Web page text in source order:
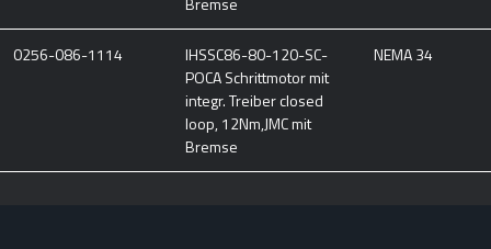
0256-086-1114
IHSSC86-80-120-SC-
POCA Schrittmotor mit
integr. Treiber closed
loop, 12Nm,JMC mit
Bremse
NEMA 34